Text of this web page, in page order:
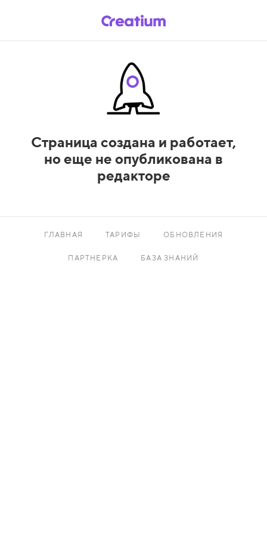
Страница создана и работает,
но еще не опубликована в
редакторе
ГЛАВНАЯ ТАРИФЫ ОБНОВЛЕНИЯ
ПАРТНЕРКА БАЗА ЗНАНИЙ